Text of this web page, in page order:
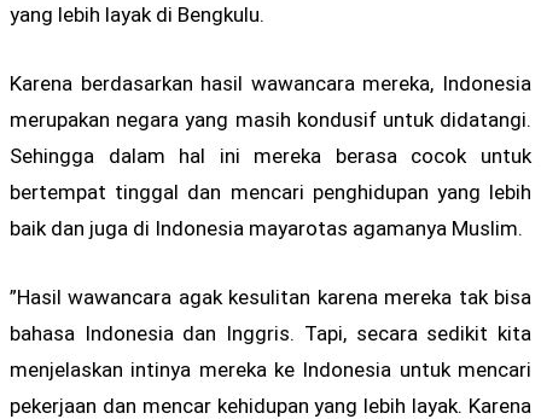
yang lebih layak di Bengkulu.
Karena berdasarkan hasil wawancara mereka, Indonesia
merupakan negara yang masih kondusif untuk didatangi.
Sehingga dalam hal ini mereka berasa cocok untuk
bertempat tinggal dan mencari penghidupan yang lebih
baik dan juga di Indonesia mayarotas agamanya Muslim.
”Hasil wawancara agak kesulitan karena mereka tak bisa
bahasa Indonesia dan Inggris. Tapi, secara sedikit kita
menjelaskan intinya mereka ke Indonesia untuk mencari
pekerjaan dan mencar kehidupan yang lebih layak. Karena